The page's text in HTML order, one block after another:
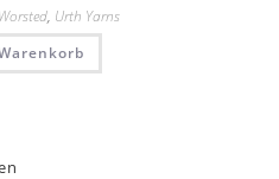
, Urth Yarns